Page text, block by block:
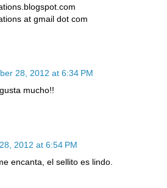
at gmail dot com
28, 2012 at 6:34 PM
mucho!!
2012 at 6:54 PM
encanta, el sellito es lindo.